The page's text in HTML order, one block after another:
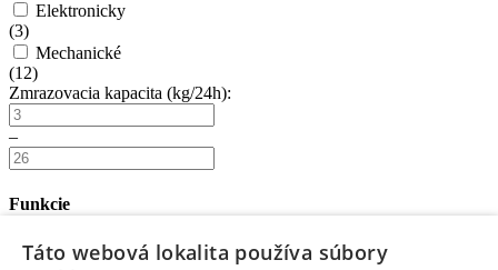
Elektronicky
(3)
Mechanické
(12)
Zmrazovacia kapacita (kg/24h):
–
Funkcie
No frost systém:
Táto webová lokalita používa súbory